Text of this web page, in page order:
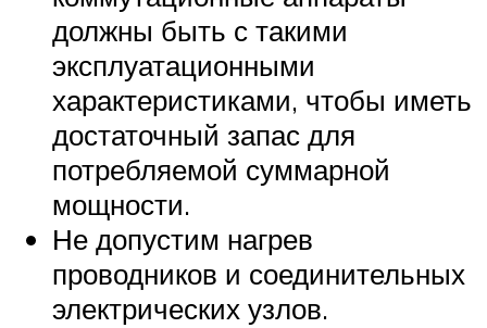
должны быть с такими
эксплуатационными
характеристиками, чтобы иметь
достаточный запас для
потребляемой суммарной
мощности.
Не допустим нагрев
проводников и соединительных
электрических узлов.